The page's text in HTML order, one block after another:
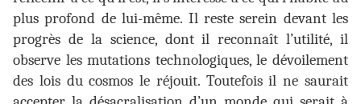
plus profond de lui-même. Il reste serein devant les
progrès de la science, dont il reconnaît l’utilité, il
observe les mutations technologiques, le dévoilement
des lois du cosmos le réjouit. Toutefois il ne saurait